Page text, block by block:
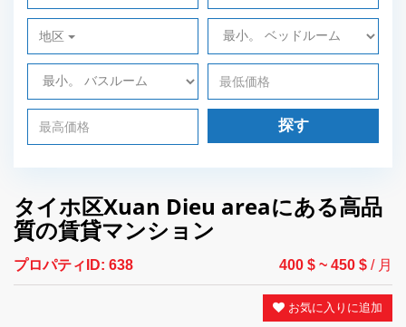
地区
探す
タイホ区Xuan Dieu areaにある高品
質の賃貸マンション
プロパティID: 638 400 $ ~ 450 $ / 月
お気に入りに追加